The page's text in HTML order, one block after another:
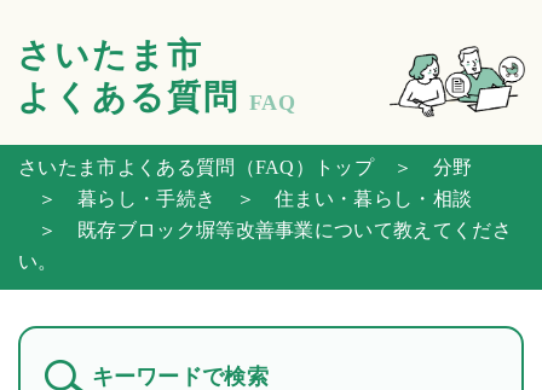
さいたま市
よくある質問
FAQ
さいたま市よくある質問（FAQ）トップ＞ 分野
＞ 暮らし・手続き
＞ 住まい・暮らし・相談
＞ 既存ブロック塀等改善事業について教えてくださ
い。
キーワードで検索